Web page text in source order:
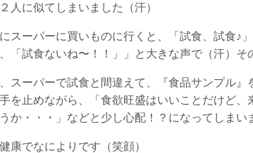
人に似てしまいました（汗）
スーパーに買いものに行くと、「試食、試食♪
「試食ないね〜！！」」と大きな声で（汗）そ
スーパーで試食と間違えて、『食品サンプル
を止めながら、「食欲旺盛はいいことだけど
か・・・」などと少し心配！？になってしまい
康でなによりです（笑顔）